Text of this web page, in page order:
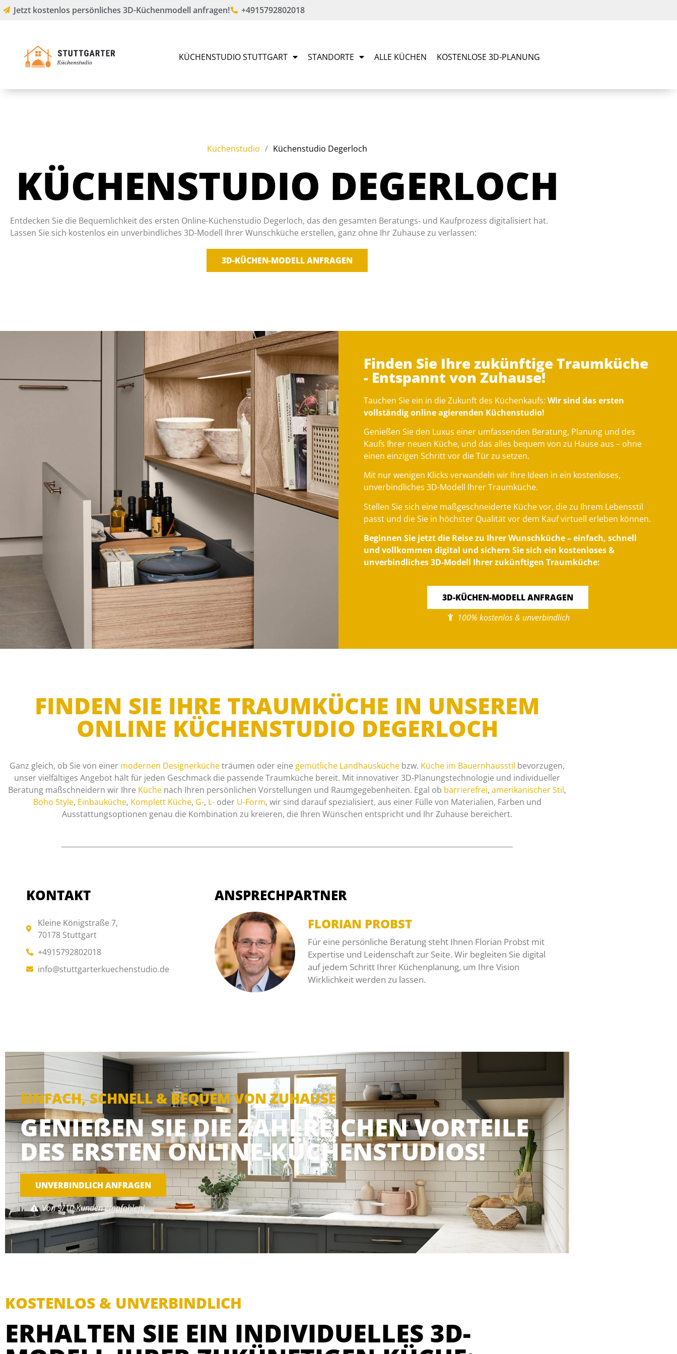
Jetzt kostenlos persönliches 3D-Küchenmodell anfragen! +4915792802018
KÜCHENSTUDIO STUTTGART STANDORTE ALLE KÜCHEN KOSTENLOSE 3D-PLANUNG
Küchenstudio / Küchenstudio Degerloch
KÜCHENSTUDIO DEGERLOCH
Entdecken Sie die Bequemlichkeit des ersten Online-Küchenstudio Degerloch, das den gesamten Beratungs- und Kaufprozess digitalisiert hat.
Lassen Sie sich kostenlos ein unverbindliches 3D-Modell Ihrer Wunschküche erstellen, ganz ohne Ihr Zuhause zu verlassen:
3D-KÜCHEN-MODELL ANFRAGEN
Finden Sie Ihre zukünftige Traumküche
- Entspannt von Zuhause!
Tauchen Sie ein in die Zukunft des Küchenkaufs: Wir sind das ersten
vollständig online agierenden Küchenstudio!
Genießen Sie den Luxus einer umfassenden Beratung, Planung und des
Kaufs Ihrer neuen Küche, und das alles bequem von zu Hause aus – ohne
einen einzigen Schritt vor die Tür zu setzen.
Mit nur wenigen Klicks verwandeln wir Ihre Ideen in ein kostenloses,
unverbindliches 3D-Modell Ihrer Traumküche.
Stellen Sie sich eine maßgeschneiderte Küche vor, die zu Ihrem Lebensstil
passt und die Sie in höchster Qualität vor dem Kauf virtuell erleben können.
Beginnen Sie jetzt die Reise zu Ihrer Wunschküche – einfach, schnell
und vollkommen digital und sichern Sie sich ein kostenloses &
unverbindliches 3D-Modell Ihrer zukünftigen Traumküche:
3D-KÜCHEN-MODELL ANFRAGEN
100% kostenlos & unverbindlich
FINDEN SIE IHRE TRAUMKÜCHE IN UNSEREM
ONLINE KÜCHENSTUDIO DEGERLOCH
Ganz gleich, ob Sie von einer modernen Designerkücheträumen oder eine gemütliche Landhausküche bzw. Küche im Bauernhausstil bevorzugen,
unser vielfältiges Angebot hält für jeden Geschmack die passende Traumküche bereit. Mit innovativer 3D-Planungstechnologie und individueller
Beratung maßschneidern wir Ihre Küche nach Ihren persönlichen Vorstellungen und Raumgegebenheiten. Egal ob barrierefrei, amerikanischer Stil,
Boho Style, Einbauküche, Komplett Küche, G-, L-oder U-Form, wir sind darauf spezialisiert, aus einer Fülle von Materialien, Farben und
Ausstattungsoptionen genau die Kombination zu kreieren, die Ihren Wünschen entspricht und Ihr Zuhause bereichert.
KONTAKT
Kleine Königstraße 7,
70178 Stuttgart
+4915792802018
info@stuttgarterkuechenstudio.de
ANSPRECHPARTNER
FLORIAN PROBST
Für eine persönliche Beratung steht Ihnen Florian Probst mit
Expertise und Leidenschaft zur Seite. Wir begleiten Sie digital
auf jedem Schritt Ihrer Küchenplanung, um Ihre Vision
Wirklichkeit werden zu lassen.
EINFACH, SCHNELL & BEQUEM VON ZUHAUSE
GENIEßEN SIE DIE ZAHLREICHEN VORTEILE
DES ERSTEN ONLINE-KÜCHENSTUDIOS!
UNVERBINDLICH ANFRAGEN
Von 9/10 Kunden empfohlen!
KOSTENLOS & UNVERBINDLICH
ERHALTEN SIE EIN INDIVIDUELLES 3D-